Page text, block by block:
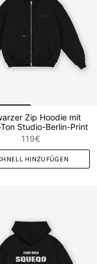
Zip Hoodie mit
Studio-Berlin-Print
119€
HINZUFÜGEN